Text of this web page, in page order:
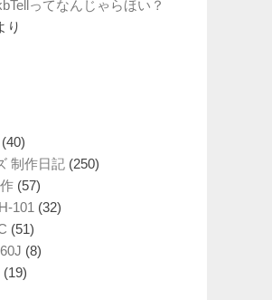
ってなんじゃらほい？
り
(40)
制作日記 (250)
(57)
101 (32)
(51)
(8)
(19)